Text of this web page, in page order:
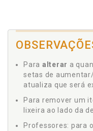
Para alterar a
setas de
atualiza que será
Para remover um
lixeira ao lado da
Professores: para